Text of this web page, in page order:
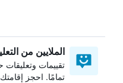
الملايين من
تقييمات وتعليقات
تمامًا. احجز